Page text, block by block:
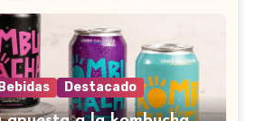
Bebidas Destacado